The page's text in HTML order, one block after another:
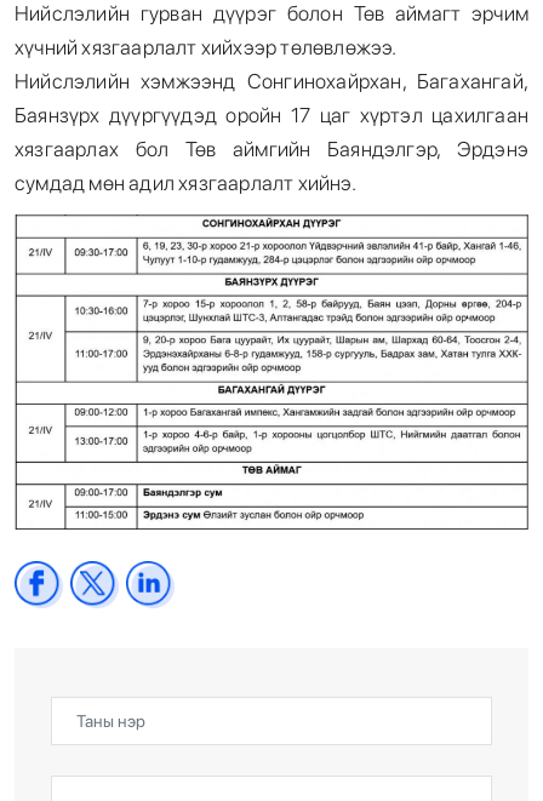
Нийслэлийн гурван дүүрэг болон Төв аймагт эрчим
хүчний хязгаарлалт хийхээр төлөвлөжээ.
Нийслэлийн хэмжээнд Сонгинохайрхан, Багахангай,
Баянзүрх дүүргүүдэд оройн 17 цаг хүртэл цахилгаан
хязгаарлах бол Төв аймгийн Баяндэлгэр, Эрдэнэ
сумдад мөн адил хязгаарлалт хийнэ.